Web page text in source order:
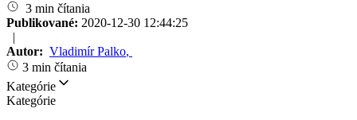
3 min čítania
Publikované: 2020-12-30 12:44:25
|
Autor: Vladimír Palko,
3 min čítania
Kategórie
Kategórie